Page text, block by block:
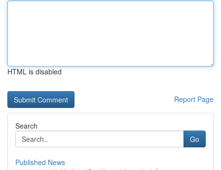
HTML is disabled
Report Page
Search
Go
Published News